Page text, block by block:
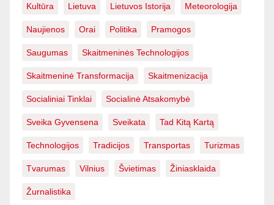
Kultūra Lietuva Lietuvos Istorija Meteorologija
Naujienos Orai Politika Pramogos
Saugumas Skaitmeninės Technologijos
Skaitmeninė Transformacija Skaitmenizacija
Socialiniai Tinklai Socialinė Atsakomybė
Sveika Gyvensena Sveikata Tad Kitą Kartą
Technologijos Tradicijos Transportas Turizmas
Tvarumas Vilnius Švietimas Žiniasklaida
Žurnalistika